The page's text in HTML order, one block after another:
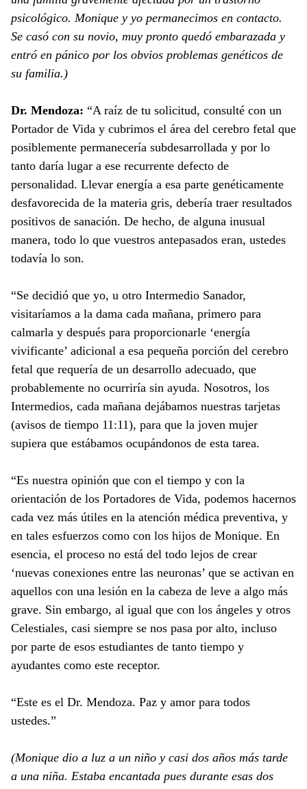
psicológico. Monique y yo permanecimos en contacto.
Se casó con su novio, muy pronto quedó embarazada y
entró en pánico por los obvios problemas genéticos de
su familia.)
Dr. Mendoza: “A raíz de tu solicitud, consulté con un
Portador de Vida y cubrimos el área del cerebro fetal que
posiblemente permanecería subdesarrollada y por lo
tanto daría lugar a ese recurrente defecto de
personalidad. Llevar energía a esa parte genéticamente
desfavorecida de la materia gris, debería traer resultados
positivos de sanación. De hecho, de alguna inusual
manera, todo lo que vuestros antepasados eran, ustedes
todavía lo son.
“Se decidió que yo, u otro Intermedio Sanador,
visitaríamos a la dama cada mañana, primero para
calmarla y después para proporcionarle ‘energía
vivificante’ adicional a esa pequeña porción del cerebro
fetal que requería de un desarrollo adecuado, que
probablemente no ocurriría sin ayuda. Nosotros, los
Intermedios, cada mañana dejábamos nuestras tarjetas
(avisos de tiempo 11:11), para que la joven mujer
supiera que estábamos ocupándonos de esta tarea.
“Es nuestra opinión que con el tiempo y con la
orientación de los Portadores de Vida, podemos hacernos
cada vez más útiles en la atención médica preventiva, y
en tales esfuerzos como con los hijos de Monique. En
esencia, el proceso no está del todo lejos de crear
‘nuevas conexiones entre las neuronas’ que se activan en
aquellos con una lesión en la cabeza de leve a algo más
grave. Sin embargo, al igual que con los ángeles y otros
Celestiales, casi siempre se nos pasa por alto, incluso
por parte de esos estudiantes de tanto tiempo y
ayudantes como este receptor.
“Este es el Dr. Mendoza. Paz y amor para todos
ustedes.”
(Monique dio a luz a un niño y casi dos años más tarde
a una niña. Estaba encantada pues durante esas dos